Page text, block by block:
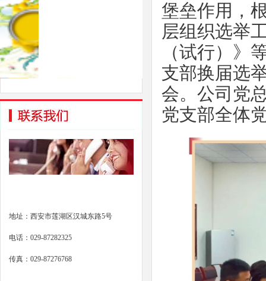
地址：西安市莲湖区汉城东路5号
电话：029-87282325
传真：029-87276768
堡垒作用，
层组织选举
（试行）》
支部换届选
会。公司党
党支部全体